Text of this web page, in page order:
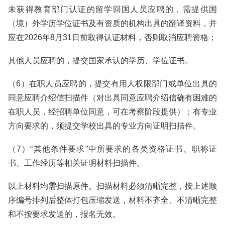
未获得教育部门认证的留学回国人员应聘的，需提供国
（境）外学历学位证书及有资质的机构出具的翻译资料，并
应在2026年8月31日前取得认证材料，否则取消应聘资格；
其他人员应聘的，提交国家承认的学历、学位证书。
（6）在职人员应聘的，提交有用人权限部门或单位出具的
同意应聘介绍信扫描件（对出具同意应聘介绍信确有困难的
在职人员，经招聘单位同意，可在考察阶段提供）；有专业
方向要求的，须提交学校出具的专业方向证明扫描件。
（7）“其他条件要求”中所要求的各类资格证书、职称证
书、工作经历等相关证明材料扫描件。
以上材料均需扫描原件。扫描材料必须清晰完整，按上述顺
序编号排列后整体打包压缩发送，材料不齐全、不清晰完整
和不按要求发送的，报名无效。